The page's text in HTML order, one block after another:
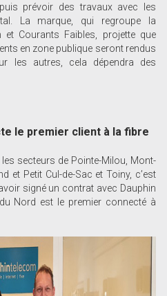
prévoir des travaux avec les
La marque, qui regroupe la
et Courants Faibles, projette que
en zone publique seront rendus
les autres, cela dépendra des
le premier client à la fibre
secteurs de Pointe-Milou, Mont-
et Petit Cul-de-Sac et Toiny, c’est
signé un contrat avec Dauphin
Nord est le premier connecté à